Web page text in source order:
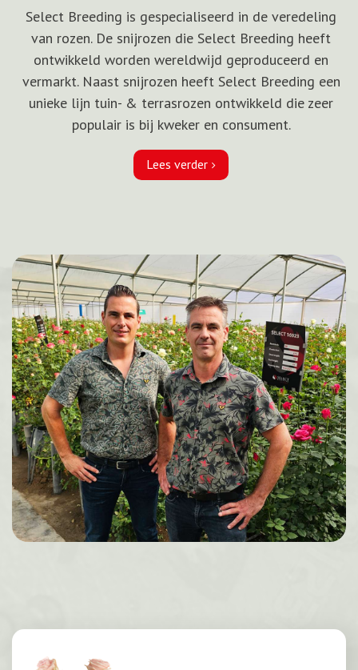
Select Breeding is gespecialiseerd in de veredeling
van rozen. De snijrozen die Select Breeding heeft
ontwikkeld worden wereldwijd geproduceerd en
vermarkt. Naast snijrozen heeft Select Breeding een
unieke lijn tuin- & terrasrozen ontwikkeld die zeer
populair is bij kweker en consument.
Lees verder